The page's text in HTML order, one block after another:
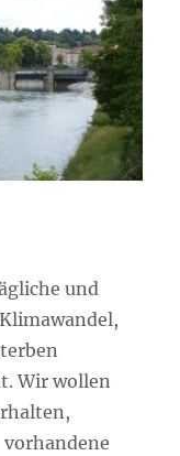
und
Wir wollen